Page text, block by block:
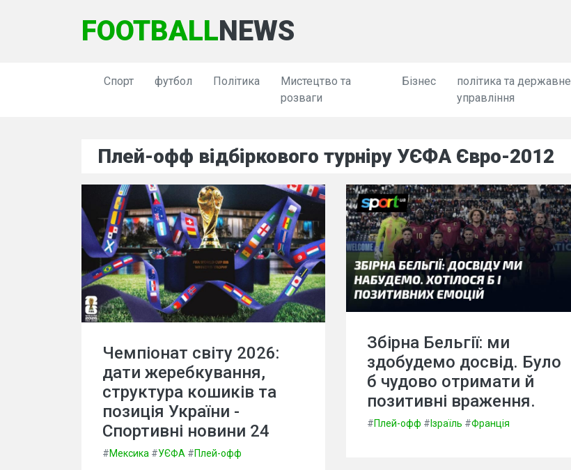
FOOTBALLNEWS
Спорт футбол Політика
Мистецтво та
розваги
Бізнес
політика та державне
управління
Плей-офф відбіркового турніру УЄФА Євро-2012
Чемпіонат світу 2026:
дати жеребкування,
структура кошиків та
позиція України -
Спортивні новини 24
#Мексика #УЄФА #Плей-офф
Збірна Бельгії: ми
здобудемо досвід. Було
б чудово отримати й
позитивні враження.
#Плей-офф #Ізраїль #Франція